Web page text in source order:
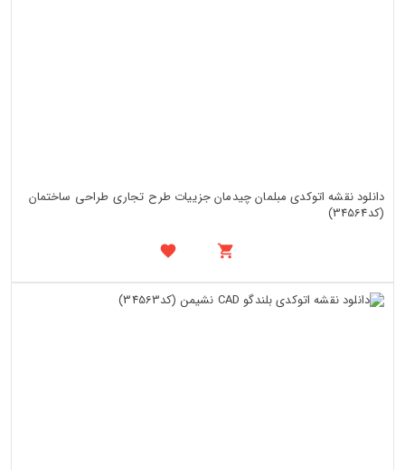
دانلود نقشه اتوکدی مبلمان چیدمان جزییات طرح تجاری طراحی ساختمان
(کد34564)